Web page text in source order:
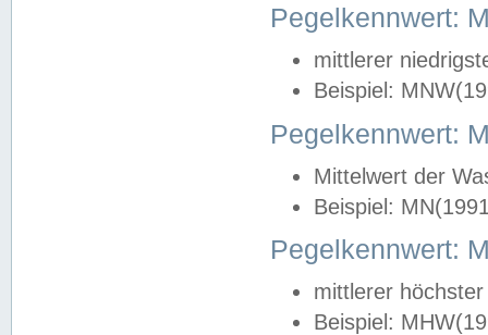
Pegelkennwert:
mittlerer
Beispiel:
Pegelkennwert:
Mittelwert der
Beispiel:
Pegelkennwert:
mittlerer
Beispiel: